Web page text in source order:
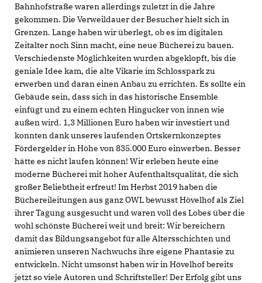
Bahnhofstraße waren allerdings zuletzt in die Jahre
gekommen. Die Verweildauer der Besucher hielt sich in
Grenzen. Lange haben wir überlegt, ob es im digitalen
Zeitalter noch Sinn macht, eine neue Bücherei zu bauen.
Verschiedenste Möglichkeiten wurden abgeklopft, bis die
geniale Idee kam, die alte Vikarie im Schlosspark zu
erwerben und daran einen Anbau zu errichten. Es sollte ein
Gebäude sein, dass sich in das historische Ensemble
einfügt und zu einem echten Hingucker von innen wie
außen wird. 1,3 Millionen Euro haben wir investiert und
konnten dank unseres laufenden Ortskernkonzeptes
Fördergelder in Höhe von 835.000 Euro einwerben. Besser
hätte es nicht laufen können! Wir erleben heute eine
moderne Bücherei mit hoher Aufenthaltsqualität, die sich
großer Beliebtheit erfreut! Im Herbst 2019 haben die
Büchereileitungen aus ganz OWL bewusst Hövelhof als Ziel
ihrer Tagung ausgesucht und waren voll des Lobes über die
wohl schönste Bücherei weit und breit: Wir bereichern
damit das Bildungsangebot für alle Altersschichten und
animieren unseren Nachwuchs ihre eigene Phantasie zu
entwickeln. Nicht umsonst haben wir in Hövelhof bereits
jetzt so viele Autoren und Schriftsteller! Der Erfolg gibt uns